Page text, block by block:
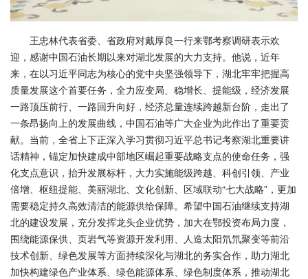
王忠林代表省委、省政府对戴厚良一行来鄂考察调研表示欢
迎，感谢中国石油长期以来对湖北发展的大力支持。他说，近年
来，在以习近平同志为核心的党中央坚强领导下，湖北牢牢把握高
质量发展这个首要任务，全力应变局、稳增长、提能级，经济发展
一路顶压前行、一路回升向好，经济总量连续跨越新台阶，走出了
一条昂扬向上的发展曲线，中国石油等广大企业为此作出了重要贡
献。当前，全省上下正深入学习贯彻习近平总书记考察湖北重要讲
话精神，锚定加快建成中部地区崛起重要战略支点的使命任务，强
化支点意识，抬升发展标杆，大力实施能级跨越、科创引领、产业
倍增、枢纽提能、美丽湖北、文化创新、区域联动“七大战略”，更加
需要稳定持久高效清洁的能源供给保障。希望中国石油继续支持湖
北的建设发展，充分发挥龙头企业优势，加大在鄂投资布局力度，
围绕能源保供、页岩气等资源开发利用、人造太阳氘氘聚变等前沿
技术创新、绿色发展等方面持续深化与湖北的务实合作，助力湖北
加快构建绿色产业体系、绿色能源体系、绿色制度体系，推动湖北